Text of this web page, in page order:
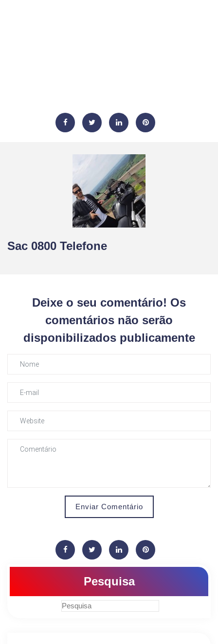
Sac 0800 Telefone
Deixe o seu comentário! Os
comentários não serão
disponibilizados publicamente
Enviar Comentário
Pesquisa